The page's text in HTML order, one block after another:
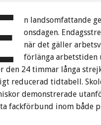
n landsomfattande
onsdagen.
när det gäller
förlänga arbetstiden
den 24 timmar långa
reducerad tidtabell.
demonstrerade
fackförbund inom både